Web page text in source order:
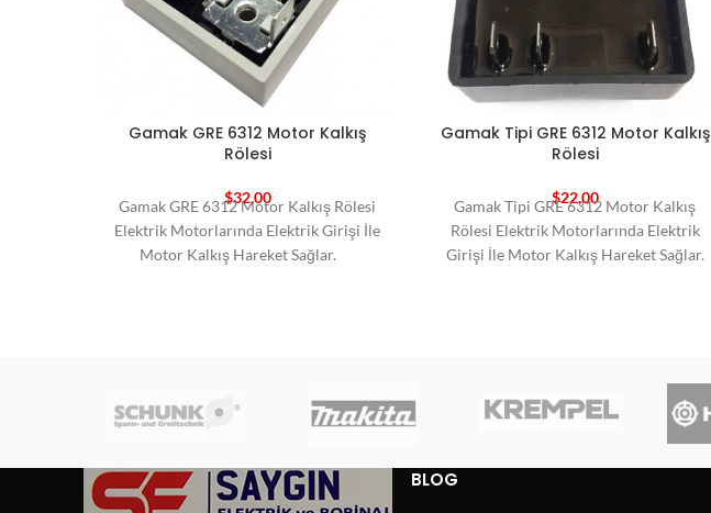
Gamak GRE 6312 Motor Kalkış
Rölesi
$32,00
Gamak GRE 6312 Motor Kalkış Rölesi
Elektrik Motorlarında Elektrik Girişi İle
Motor Kalkış Hareket Sağlar.
Gamak Tipi GRE 6312 Motor Kalkış
Rölesi
$22,00
Gamak Tipi GRE 6312 Motor Kalkış
Rölesi Elektrik Motorlarında Elektrik
Girişi İle Motor Kalkış Hareket Sağlar.
BLOG